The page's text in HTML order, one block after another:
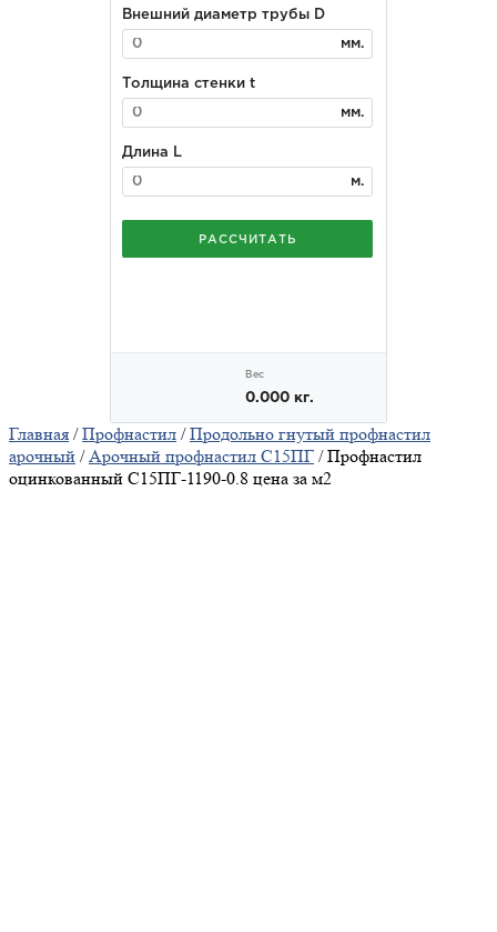
Главная /Профнастил /Продольно гнутый профнастил
арочный /Арочный профнастил С15ПГ / Профнастил
оцинкованный С15ПГ-1190-0.8 цена за м2